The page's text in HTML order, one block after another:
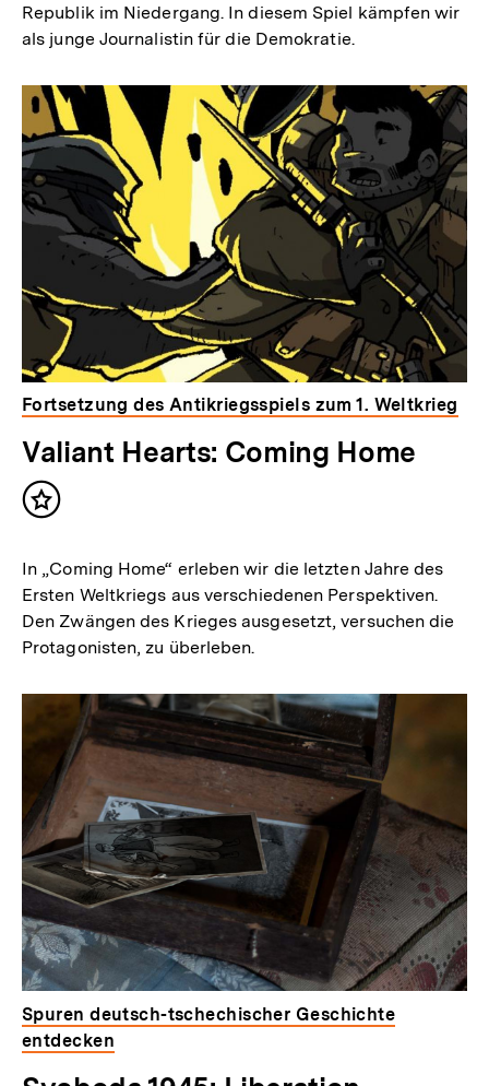
Republik im Niedergang. In diesem Spiel kämpfen wir
als junge Journalistin für die Demokratie.
Fortsetzung des Antikriegsspiels zum 1. Weltkrieg
Valiant Hearts: Coming Home
Inhalt
In „Coming Home“ erleben wir die letzten Jahre des
Ersten Weltkriegs aus verschiedenen Perspektiven.
Den Zwängen des Krieges ausgesetzt, versuchen die
Protagonisten, zu überleben.
Spuren deutsch-tschechischer Geschichte
entdecken